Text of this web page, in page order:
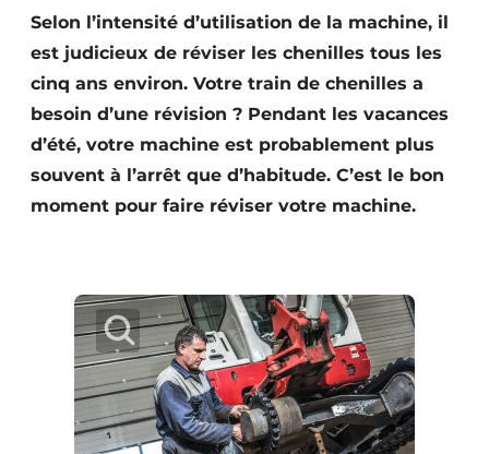
Construction bois
Contrôle d’accès
Éclairage
Infrastructures souterraines et égouttage
Protection solaire
Rénovation
Selon l’intensité d’utilisation de la machine, il
est judicieux de réviser les chenilles tous les
cinq ans environ. Votre train de chenilles a
besoin d’une révision ? Pendant les vacances
d’été, votre machine est probablement plus
souvent à l’arrêt que d’habitude. C’est le bon
moment pour faire réviser votre machine.